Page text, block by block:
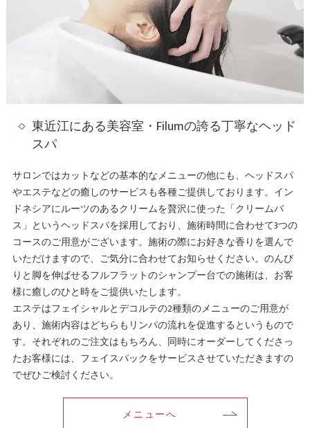
東近江にある美容室・Filumの誇る丁寧なヘッド
スパ
サロンではカットなどの基本的なメニューの他にも、ヘッドスパ
やエステなどの癒しのサービスも各種ご提供しております。イン
ドネシアにルーツのあるクリームを贅沢に使った「クリームバ
ス」というヘッドスパを採用しており、施術時間に合わせて3つの
コースのご用意がございます。施術の際にお好きな香りを選んで
いただけますので、ご気分に合わせてお知らせください。のんび
りと脚を伸ばせるフルフラットのシャンプー台での施術は、お客
様に癒しのひと時をご提供いたします。
エステはフェイシャルとデコルテの2種類のメニューのご用意が
あり、施術内容はどちらもリンパの流れを促進するというもので
す。それぞれのご注文はもちろん、同時にオーダーしてくださっ
たお客様には、フェイスパックをサービスさせていただきますの
でぜひご検討ください。
メニューへ